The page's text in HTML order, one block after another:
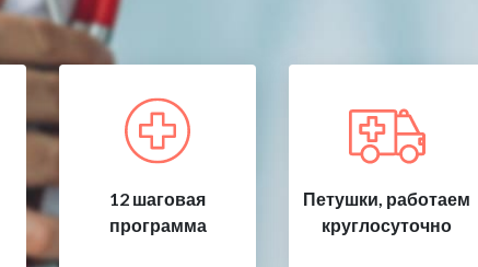
12 шаговая
программа
Петушки, работаем
круглосуточно